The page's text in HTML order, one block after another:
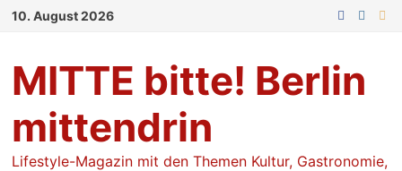
Zum10. August 2026
MITTE bitte! Berlin
mittendrin
Lifestyle-Magazin mit den Themen Kultur, Gastronomie,